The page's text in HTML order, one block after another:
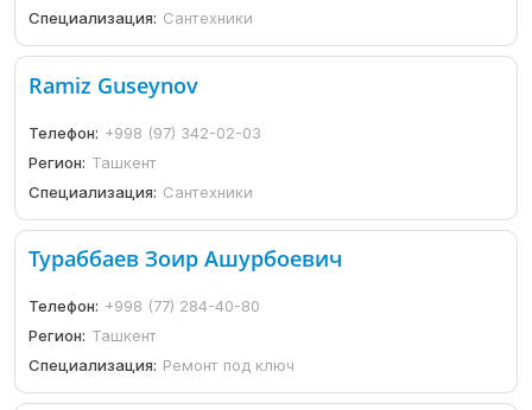
Специализация: Сантехники
Ramiz Guseynov
Телефон: +998 (97) 342-02-03
Регион: Ташкент
Специализация: Сантехники
Тураббаев Зоир Ашурбоевич
Телефон: +998 (77) 284-40-80
Регион: Ташкент
Специализация: Ремонт под ключ